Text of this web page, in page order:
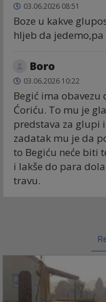
03.06.2026 08:51
Boze u kakve
hljeb da
Boro
03.06.2026 10:22
Begić ima obavezu
Ćoriću. To mu je
predstava za glupi
zadatak mu je da
to Begiću neće biti
i lakše do para
travu.